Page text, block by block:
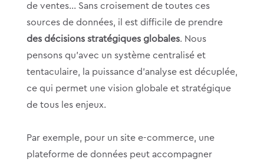
de ventes… Sans croisement de toutes ces
sources de données, il est difficile de prendre
des décisions stratégiques globales. Nous
pensons qu’avec un système centralisé et
tentaculaire, la puissance d’analyse est décuplée,
ce qui permet une vision globale et stratégique
de tous les enjeux.
Par exemple, pour un site e-commerce, une
plateforme de données peut accompagner